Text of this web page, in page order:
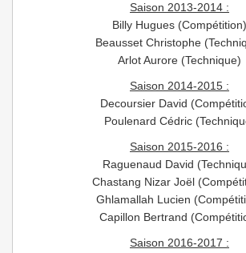
Saison 2013-2014 :
Billy Hugues (Compétition)
Beausset Christophe
Arlot Aurore (Technique)
Saison 2014-2015 :
Decoursier David
Poulenard Cédric
Saison 2015-2016 :
Raguenaud David
Chastang Nizar Joël
Ghlamallah Lucien
Capillon Bertrand
Saison 2016-2017 :